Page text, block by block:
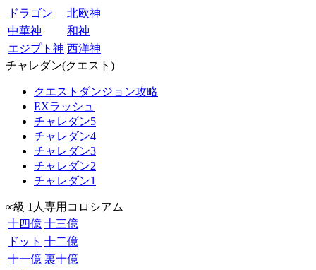
ドラゴン
北欧神
中華神
和神
エジプト神 西洋神
チャレダン(クエスト)
クエストダンジョン攻略
EXラッシュ
チャレダン5
チャレダン4
チャレダン3
チャレダン2
チャレダン1
∞級 1人専用コロシアム
十四億 十三億
ドット 十二億
十一億 裏十億